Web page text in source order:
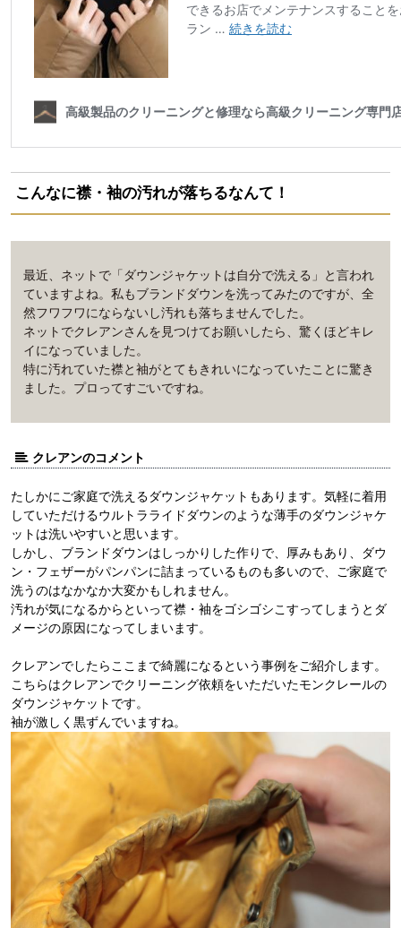
こんなに襟・袖の汚れが落ちるなんて！
最近、ネットで「ダウンジャケットは自分で洗える」と言われ
ていますよね。私もブランドダウンを洗ってみたのですが、全
然フワフワにならないし汚れも落ちませんでした。
ネットでクレアンさんを見つけてお願いしたら、驚くほどキレ
イになっていました。
特に汚れていた襟と袖がとてもきれいになっていたことに驚き
ました。プロってすごいですね。
クレアンのコメント
たしかにご家庭で洗えるダウンジャケットもあります。気軽に着用
していただけるウルトラライドダウンのような薄手のダウンジャケ
ットは洗いやすいと思います。
しかし、ブランドダウンはしっかりした作りで、厚みもあり、ダウ
ン・フェザーがパンパンに詰まっているものも多いので、ご家庭で
洗うのはなかなか大変かもしれません。
汚れが気になるからといって襟・袖をゴシゴシこすってしまうとダ
メージの原因になってしまいます。
クレアンでしたらここまで綺麗になるという事例をご紹介します。
こちらはクレアンでクリーニング依頼をいただいたモンクレールの
ダウンジャケットです。
袖が激しく黒ずんでいますね。